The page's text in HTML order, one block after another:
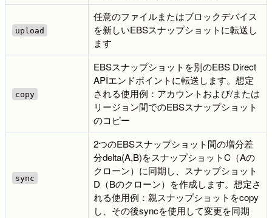
upload
任意のファイルまたはブロックデバイス
を新しいEBSスナップショットに転送し
ます
copy
EBSスナップショットを別のEBS Direct
APIエンドポイントに転送します。想定
される使用例：アカウントおよび/または
リージョン間でのEBSスナップショット
のコピー
sync
2つのEBSスナップショット間の増分差
分delta(A,B)をスナップショットC（Aの
クローン）に同期し、スナップショット
D（Bのクローン）を作成します。想定さ
れる使用例：親スナップショットをcopy
し、その後syncを使用して変更を同期